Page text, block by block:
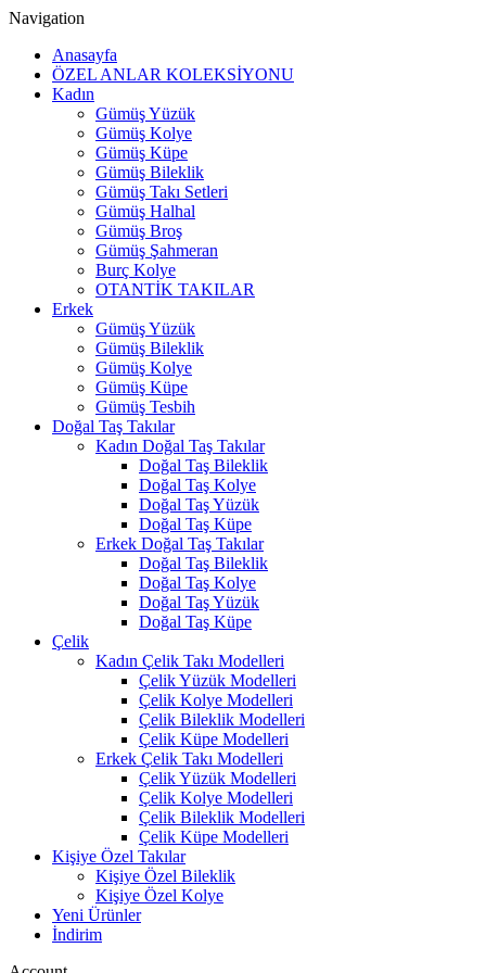
Navigation
Anasayfa
ÖZEL ANLAR KOLEKSİYONU
Kadın
Gümüş Yüzük
Gümüş Kolye
Gümüş Küpe
Gümüş Bileklik
Gümüş Takı Setleri
Gümüş Halhal
Gümüş Broş
Gümüş Şahmeran
Burç Kolye
OTANTİK TAKILAR
Erkek
Gümüş Yüzük
Gümüş Bileklik
Gümüş Kolye
Gümüş Küpe
Gümüş Tesbih
Doğal Taş Takılar
Kadın Doğal Taş Takılar
Doğal Taş Bileklik
Doğal Taş Kolye
Doğal Taş Yüzük
Doğal Taş Küpe
Erkek Doğal Taş Takılar
Doğal Taş Bileklik
Doğal Taş Kolye
Doğal Taş Yüzük
Doğal Taş Küpe
Çelik
Kadın Çelik Takı Modelleri
Çelik Yüzük Modelleri
Çelik Kolye Modelleri
Çelik Bileklik Modelleri
Çelik Küpe Modelleri
Erkek Çelik Takı Modelleri
Çelik Yüzük Modelleri
Çelik Kolye Modelleri
Çelik Bileklik Modelleri
Çelik Küpe Modelleri
Kişiye Özel Takılar
Kişiye Özel Bileklik
Kişiye Özel Kolye
Yeni Ürünler
İndirim